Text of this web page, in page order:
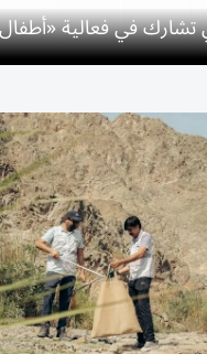
في فعالية «أطفال